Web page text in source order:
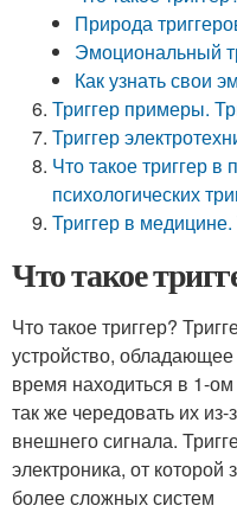
Природа
Эмоциональный
Как узнать свои
Триггер примеры.
Триггер
Что такое триггер
психологических
Триггер в медицине.
Что такое
Что такое триггер?
устройство,
время находиться в 1-
так же чередовать их из-
внешнего сигнала.
электроника, от которой
более сложных систем